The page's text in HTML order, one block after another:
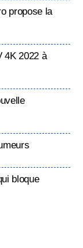
propose la
4K 2022 à
bloque